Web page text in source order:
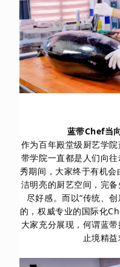
蓝带Chef当
作为百年殿堂级厨艺学
带学院一直都是人们向
秀期间，大家终于有机
洁明亮的厨艺空间，完
尽好感。而以“传统、
的，权威专业的国际化
大家充分展现，何谓蓝
止境精益